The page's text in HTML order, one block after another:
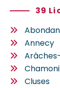
39
Annecy
Cluses